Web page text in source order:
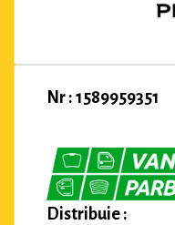
Nr : 1589959351
Distribuie :